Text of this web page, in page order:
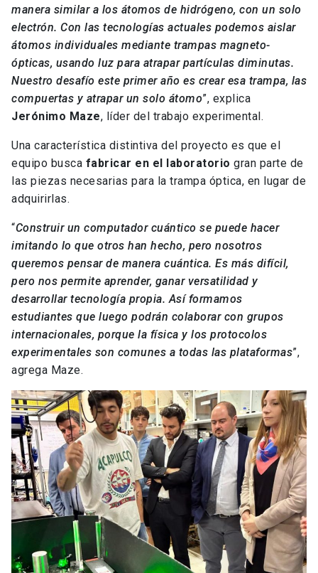
manera similar a los átomos de hidrógeno, con un solo
electrón. Con las tecnologías actuales podemos aislar
átomos individuales mediante trampas magneto-
ópticas, usando luz para atrapar partículas diminutas.
Nuestro desafío este primer año es crear esa trampa, las
compuertas y atrapar un solo átomo”, explica
Jerónimo Maze, líder del trabajo experimental.
Una característica distintiva del proyecto es que el
equipo busca fabricar en el laboratorio gran parte de
las piezas necesarias para la trampa óptica, en lugar de
adquirirlas.
“Construir un computador cuántico se puede hacer
imitando lo que otros han hecho, pero nosotros
queremos pensar de manera cuántica. Es más difícil,
pero nos permite aprender, ganar versatilidad y
desarrollar tecnología propia. Así formamos
estudiantes que luego podrán colaborar con grupos
internacionales, porque la física y los protocolos
experimentales son comunes a todas las plataformas”,
agrega Maze.